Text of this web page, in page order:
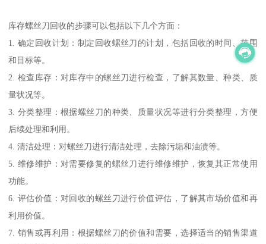
库存螺丝刀回收的步骤可以包括以下几个方面：
1. 确定回收计划：制定回收螺丝刀的计划，包括回收的时间、范围
和目标等。
2. 检查库存：对库存中的螺丝刀进行检查，了解其数量、种类、质
量状况等。
3. 分类整理：根据螺丝刀的种类、质量状况等进行分类整理，方便
后续处理和利用。
4. 清洁处理：对螺丝刀进行清洁处理，去除污垢和油渍等。
5. 维修维护：对需要修复的螺丝刀进行维修维护，恢复其正常使用
功能。
6. 评估价值：对回收的螺丝刀进行价值评估，了解其市场价值和再
利用价值。
7. 销售或再利用：根据螺丝刀的价值和需要，选择适当的销售渠道